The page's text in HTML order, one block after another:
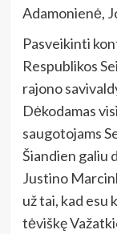
Adamonienė,
Pasveikinti
Respublikos
rajono
Dėkodamas
saugotojams
Šiandien galiu
Justino
už tai, kad esu
tėviškę